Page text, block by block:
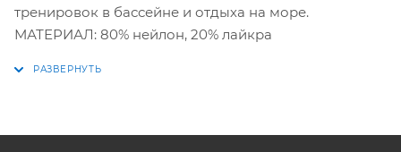
тренировок в бассейне и отдыха на море.
МАТЕРИАЛ: 80% нейлон, 20% лайкра